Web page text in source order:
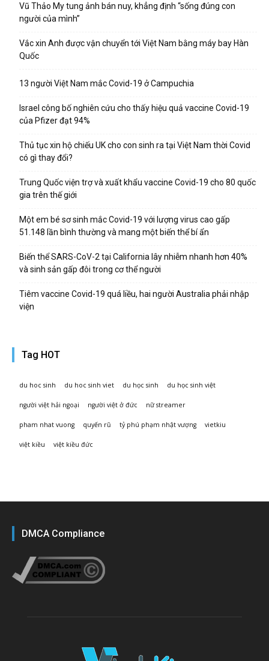
Vũ Thảo My tung ảnh bán nuy, khẳng định “sống đúng con
người của mình”
Vắc xin Anh được vận chuyển tới Việt Nam bằng máy bay Hàn
Quốc
13 người Việt Nam mắc Covid-19 ở Campuchia
Israel công bố nghiên cứu cho thấy hiệu quả vaccine Covid-19
của Pfizer đạt 94%
Thủ tục xin hộ chiếu UK cho con sinh ra tại Việt Nam thời Covid
có gì thay đổi?
Trung Quốc viện trợ và xuất khẩu vaccine Covid-19 cho 80 quốc
gia trên thế giới
Một em bé sơ sinh mắc Covid-19 với lượng virus cao gấp
51.148 lần bình thường và mang một biến thể bí ẩn
Biến thể SARS-CoV-2 tại California lây nhiễm nhanh hơn 40%
và sinh sản gấp đôi trong cơ thể người
Tiêm vaccine Covid-19 quá liều, hai người Australia phải nhập
viện
Tag HOT
du hoc sinh du hoc sinh viet du học sinh du học sinh việt
người việt hải ngoại người việt ở đức nữ streamer
pham nhat vuong quyến rũ tỷ phú phạm nhật vượng vietkiu
việt kiều việt kiều đức
DMCA Compliance